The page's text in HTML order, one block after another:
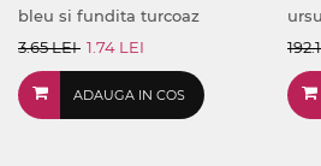
bleu si fundita turcoaz
3.65 LEI 1.74 LEI
ADAUGA IN COS